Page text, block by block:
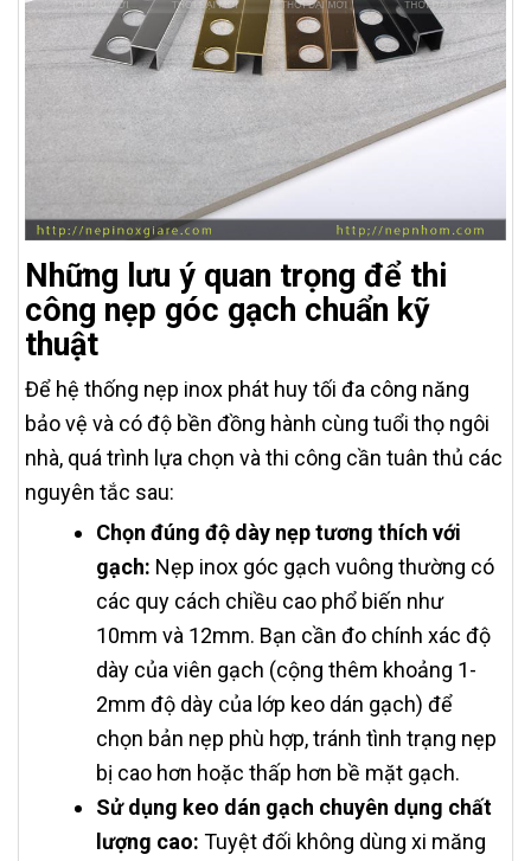
Những lưu ý quan trọng để thi
công nẹp góc gạch chuẩn kỹ
thuật
Để hệ thống nẹp inox phát huy tối đa công năng
bảo vệ và có độ bền đồng hành cùng tuổi thọ ngôi
nhà, quá trình lựa chọn và thi công cần tuân thủ các
nguyên tắc sau:
Chọn đúng độ dày nẹp tương thích với
gạch: Nẹp inox góc gạch vuông thường có
các quy cách chiều cao phổ biến như
10mm và 12mm. Bạn cần đo chính xác độ
dày của viên gạch (cộng thêm khoảng 1-
2mm độ dày của lớp keo dán gạch) để
chọn bản nẹp phù hợp, tránh tình trạng nẹp
bị cao hơn hoặc thấp hơn bề mặt gạch.
Sử dụng keo dán gạch chuyên dụng chất
lượng cao: Tuyệt đối không dùng xi măng